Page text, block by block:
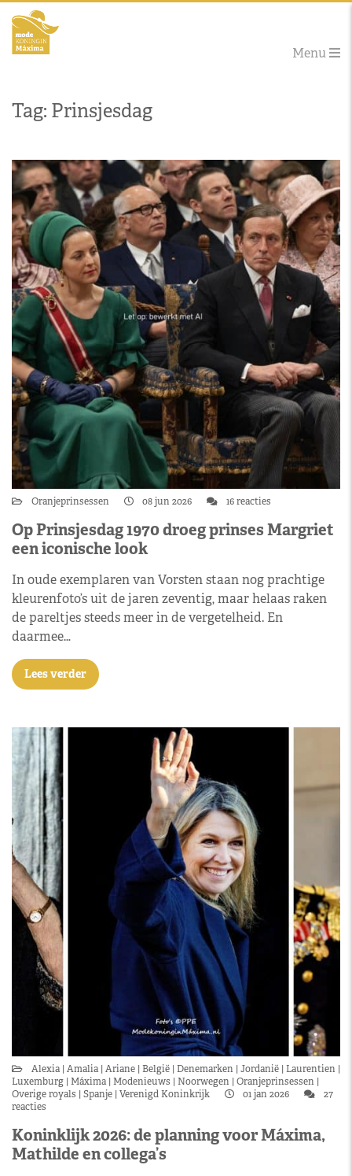
Menu
Tag: Prinsjesdag
Oranjeprinsessen 08 jun 2026 16 reacties
Op Prinsjesdag 1970 droeg prinses Margriet
een iconische look
In oude exemplaren van Vorsten staan nog prachtige
kleurenfoto’s uit de jaren zeventig, maar helaas raken
de pareltjes steeds meer in de vergetelheid. En
daarmee…
Lees verder
Alexia Amalia Ariane België Denemarken Jordanië Laurentien
Luxemburg Máxima Modenieuws Noorwegen Oranjeprinsessen
Overige royals
Spanje Verenigd Koninkrijk 01 jan 2026
27
reacties
Koninklijk 2026: de planning voor Máxima,
Mathilde en collega’s